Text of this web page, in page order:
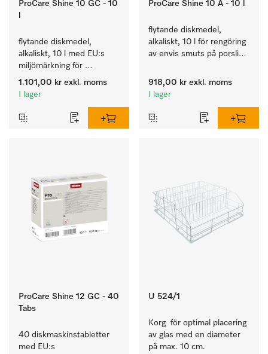
ProCare Shine 10 GC - 10
flytande diskmedel,
alkaliskt, 10 l med EU:s
miljömärkning för
rengöring av vardaglig
smuts på porslin, bestick
1.101,00 kr exkl. moms
I lager
ProCare Shine 10 A - 10 l
flytande diskmedel,
alkaliskt, 10 l för rengöring
av envis smuts på porslin,
918,00 kr exkl. moms
I lager
ProCare Shine 12 GC - 40
Tabs
40 diskmaskinstabletter
med EU:s
U 524/1
Korg  för optimal placering
av glas med en diameter
på max. 10 cm.